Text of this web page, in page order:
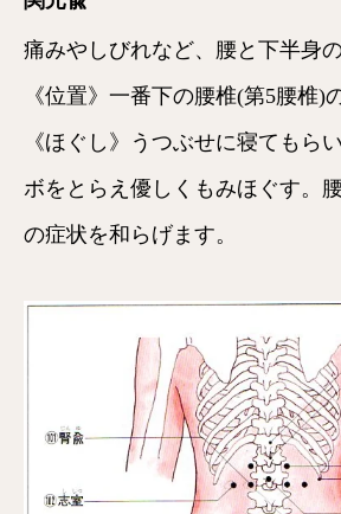
痛みやしびれなど、腰と下半身
《位置》一番下の腰椎(第5腰椎)
《ほぐし》うつぶせに寝てもら
ボをとらえ優しくもみほぐす。
の症状を和らげます。